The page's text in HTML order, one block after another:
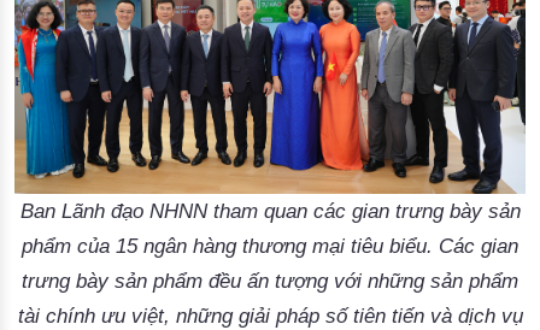
Ban Lãnh đạo NHNN tham quan các gian trưng bày sản
phẩm của 15 ngân hàng thương mại tiêu biểu. Các gian
trưng bày sản phẩm đều ấn tượng với những sản phẩm
tài chính ưu việt, những giải pháp số tiên tiến và dịch vụ